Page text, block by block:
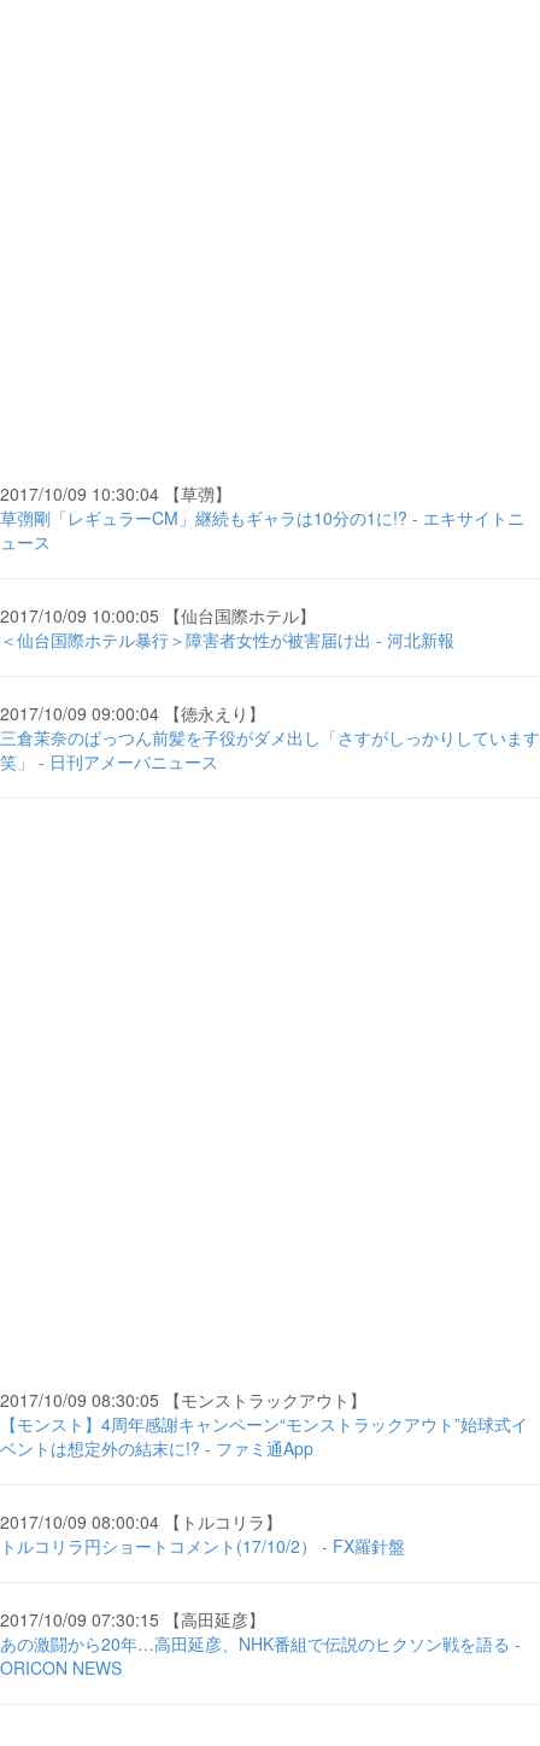
2017/10/09 10:30:04 【草彅】
草彅剛「レギュラーCM」継続もギャラは10分の1に!? - エキサイトニ
ュース
2017/10/09 10:00:05 【仙台国際ホテル】
＜仙台国際ホテル暴行＞障害者女性が被害届け出 - 河北新報
2017/10/09 09:00:04 【徳永えり】
三倉茉奈のぱっつん前髪を子役がダメ出し「さすがしっかりしています
笑」 - 日刊アメーバニュース
2017/10/09 08:30:05 【モンストラックアウト】
【モンスト】4周年感謝キャンペーン“モンストラックアウト”始球式イ
ベントは想定外の結末に!? - ファミ通App
2017/10/09 08:00:04 【トルコリラ】
トルコリラ円ショートコメント(17/10/2） - FX羅針盤
2017/10/09 07:30:15 【高田延彦】
あの激闘から20年…高田延彦、NHK番組で伝説のヒクソン戦を語る -
ORICON NEWS